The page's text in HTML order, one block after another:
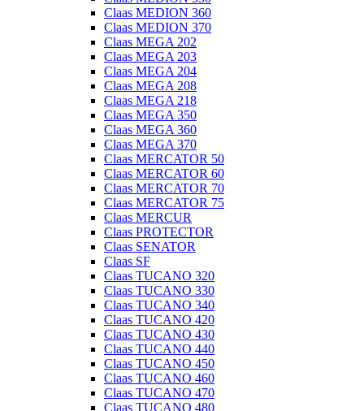
Claas MEDION 360
Claas MEDION 370
Claas MEGA 202
Claas MEGA 203
Claas MEGA 204
Claas MEGA 208
Claas MEGA 218
Claas MEGA 350
Claas MEGA 360
Claas MEGA 370
Claas MERCATOR 50
Claas MERCATOR 60
Claas MERCATOR 70
Claas MERCATOR 75
Claas MERCUR
Claas PROTECTOR
Claas SENATOR
Claas SF
Claas TUCANO 320
Claas TUCANO 330
Claas TUCANO 340
Claas TUCANO 420
Claas TUCANO 430
Claas TUCANO 440
Claas TUCANO 450
Claas TUCANO 460
Claas TUCANO 470
Claas TUCANO 480